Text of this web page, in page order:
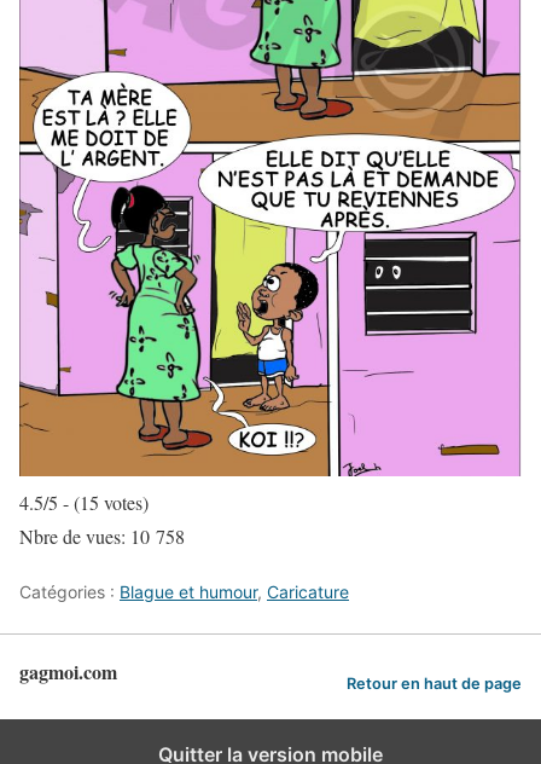
4.5/5 - (15 votes)
Nbre de vues: 10 758
Catégories : Blague et humour, Caricature
gagmoi.com Retour en haut de page
Quitter la version mobile